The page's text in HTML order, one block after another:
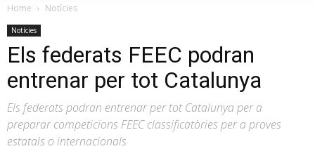
Home Notícies
Notícies
Els federats FEEC podran
entrenar per tot Catalunya
Els federats podran entrenar per tot Catalunya per a
preparar competicions FEEC classificatòries per a proves
estatals o internacionals